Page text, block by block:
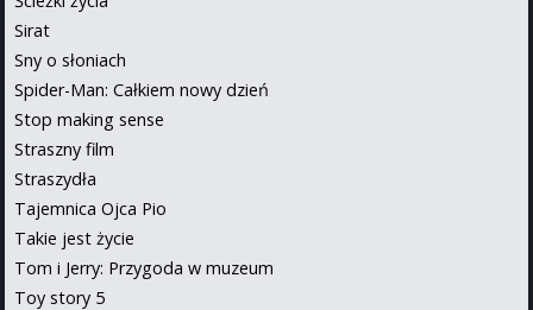
Sirat
Sny o słoniach
Spider-Man: Całkiem nowy dzień
Stop making sense
Straszny film
Straszydła
Tajemnica Ojca Pio
Takie jest życie
Tom i Jerry: Przygoda w muzeum
Toy story 5